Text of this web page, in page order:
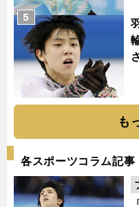
5
も
各スポーツコラム記事